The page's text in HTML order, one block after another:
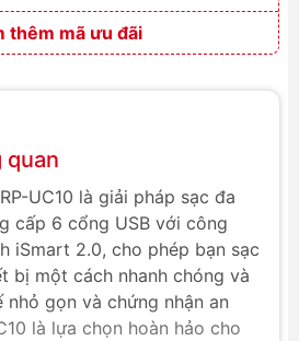
thêm mã ưu đãi
quan
UC10 là giải pháp sạc đa
cấp 6 cổng USB với công
iSmart 2.0, cho phép bạn sạc
bị một cách nhanh chóng và
gọn và chứng nhận an
là lựa chọn hoàn hảo cho